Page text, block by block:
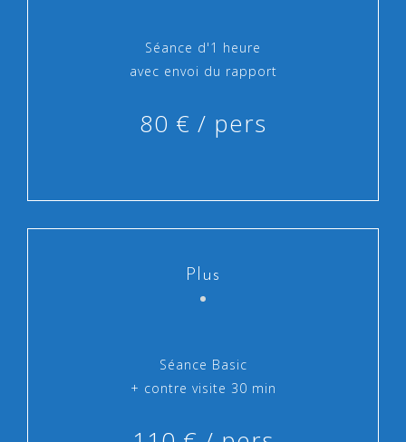
Séance d'1 heure
avec envoi du rapport
80 € / pers
Plus
Séance Basic
+ contre visite 30 min